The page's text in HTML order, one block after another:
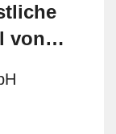
von